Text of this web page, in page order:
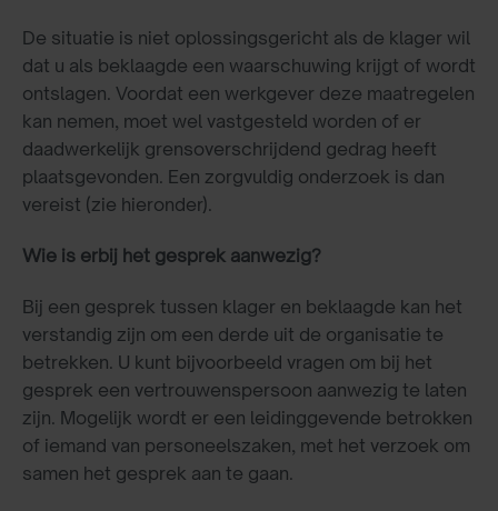
De situatie is niet oplossingsgericht als de klager wil
dat u als beklaagde een waarschuwing krijgt of wordt
ontslagen. Voordat een werkgever deze maatregelen
kan nemen, moet wel vastgesteld worden of er
daadwerkelijk grensoverschrijdend gedrag heeft
plaatsgevonden. Een zorgvuldig onderzoek is dan
vereist (zie hieronder).
Wie is erbij het gesprek aanwezig?
Bij een gesprek tussen klager en beklaagde kan het
verstandig zijn om een derde uit de organisatie te
betrekken. U kunt bijvoorbeeld vragen om bij het
gesprek een vertrouwenspersoon aanwezig te laten
zijn. Mogelijk wordt er een leidinggevende betrokken
of iemand van personeelszaken, met het verzoek om
samen het gesprek aan te gaan.